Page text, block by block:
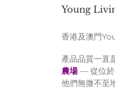
Young
香港及澳門
產品品質一直
農場 — 從位於
他們無微不至